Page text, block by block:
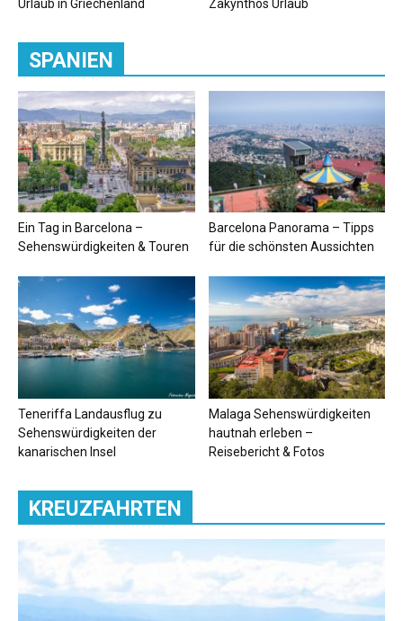
Urlaub in Griechenland Zakynthos Urlaub
SPANIEN
Ein Tag in Barcelona –
Sehenswürdigkeiten & Touren
Barcelona Panorama – Tipps
für die schönsten Aussichten
Teneriffa Landausflug zu
Sehenswürdigkeiten der
kanarischen Insel
Malaga Sehenswürdigkeiten
hautnah erleben –
Reisebericht & Fotos
KREUZFAHRTEN